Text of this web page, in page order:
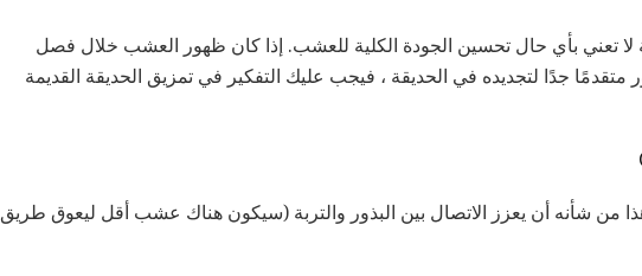
لا تعني بأي حال تحسين الجودة الكلية للعشب. إذا كان ظهور العشب خلال فصل
متقدمًا جدًا لتجديده في الحديقة ، فيجب عليك التفكير في تمزيق الحديقة القديمة
من شأنه أن يعزز الاتصال بين البذور والتربة (سيكون هناك عشب أقل ليعوق طريق